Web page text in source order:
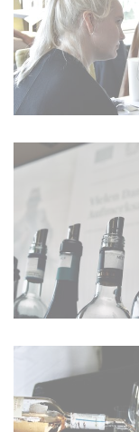
NEWSLETTER
WINE TRADE CLUB
REDAKTION
JOBS
WERBUNG
IMPRESSUM